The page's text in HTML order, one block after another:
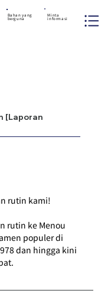
Bahan yang
berguna
Minta
informasi
[Laporan
rutin kami!
rutin ke Menou
populer di
dan hingga kini